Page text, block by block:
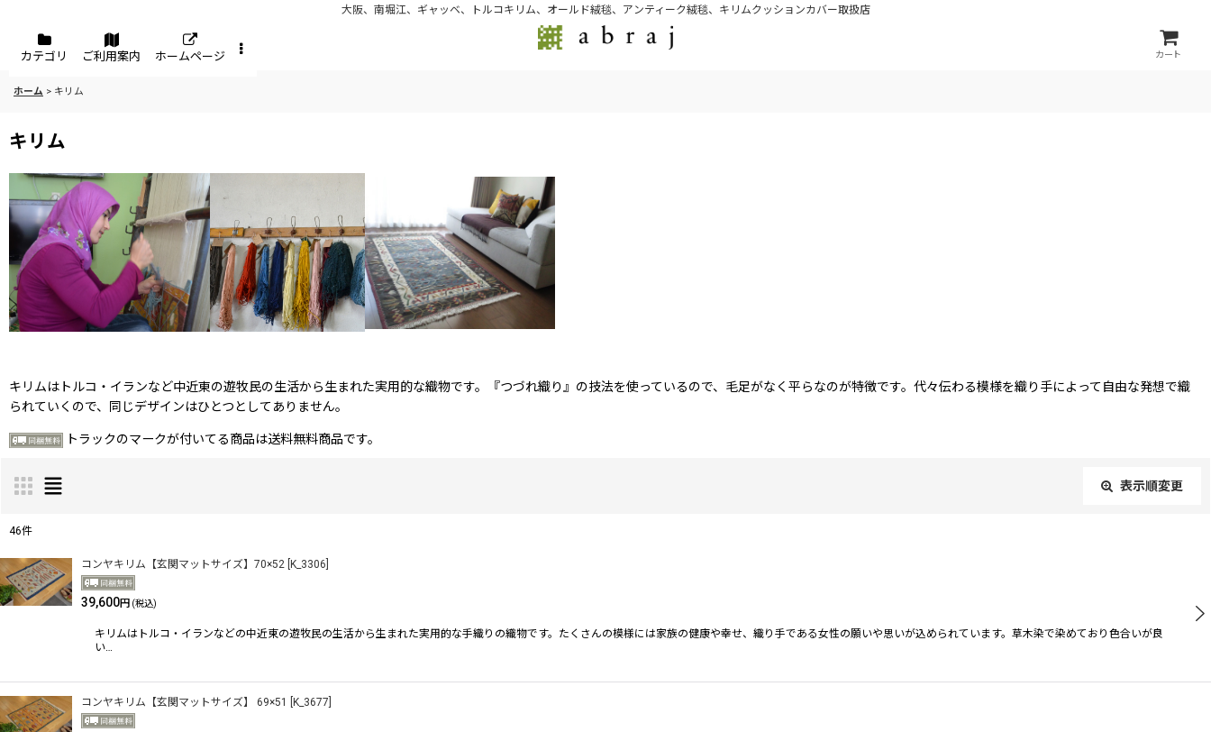
大阪、南堀江、ギャッベ、トルコキリム、オールド絨毯、アンティーク絨毯、キリムクッションカバー取扱店
メニュー カート
カテゴリ ご利用案内 ホームページ
ホーム > キリム
キリム
キリムはトルコ・イランなど中近東の遊牧民の生活から生まれた実用的な織物です。『つづれ織り』の技法を使っているので、毛足がなく平らなのが特徴です。代々伝わる模様を織り手によって自由な発想で織
られていくので、同じデザインはひとつとしてありません。
トラックのマークが付いてる商品は送料無料商品です。
表示順変更
サブカテゴリ:
46件
コンヤキリム【玄関マットサイズ】70×52 K_3306
39,600円 (税込)
キリムはトルコ・イランなどの中近東の遊牧民の生活から生まれた実用的な手織りの織物です。たくさんの模様には家族の健康や幸せ、織り手である女性の願いや思いが込められています。草木染で染めており色合いが良
い…
コンヤキリム【玄関マットサイズ】 69×51 K_3677